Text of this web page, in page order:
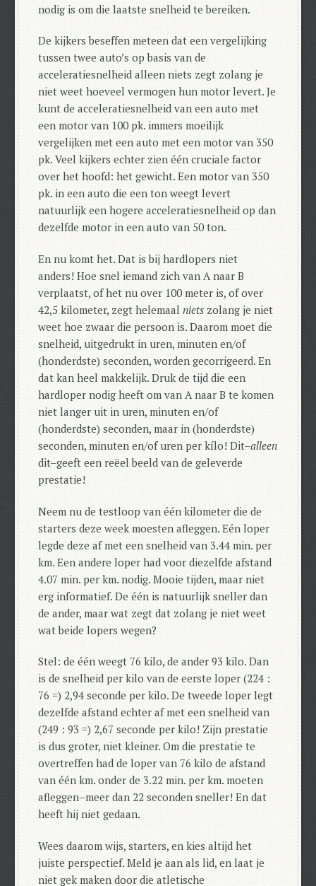
nodig is om die laatste snelheid te bereiken.
De kijkers beseffen meteen dat een vergelijking
tussen twee auto’s op basis van de
acceleratiesnelheid alleen niets zegt zolang je
niet weet hoeveel vermogen hun motor levert. Je
kunt de acceleratiesnelheid van een auto met
een motor van 100 pk. immers moeilijk
vergelijken met een auto met een motor van 350
pk. Veel kijkers echter zien één cruciale factor
over het hoofd: het gewicht.Een motor van 350
pk. in een auto die een ton weegt levert
natuurlijk een hogere acceleratiesnelheid op dan
dezelfde motor in een auto van 50 ton.
En nu komt het. Dat is bij hardlopers niet
anders! Hoe snel iemand zich van A naar B
verplaatst, of het nu over 100 meter is, of over
42,5 kilometer, zegt helemaalniets zolang je niet
weet hoe zwaar die persoon is. Daarom moet die
snelheid, uitgedrukt in uren, minuten en/of
(honderdste) seconden, worden gecorrigeerd. En
dat kan heel makkelijk. Druk de tijd die een
hardloper nodig heeft om van A naar B te komen
niet langer uit in uren, minuten en/of
(honderdste) seconden, maar in (honderdste)
seconden, minuten en/of uren per kílo! Dit–alleen
dit–geeft een reëel beeld van de geleverde
prestatie!
Neem nu de testloop van één kilometer die de
starters deze week moesten afleggen. Eén loper
legde deze af met een snelheid van 3.44 min. per
km. Een andere loper had voor diezelfde afstand
4.07 min. per km. nodig. Mooie tijden, maar niet
erg informatief. De één is natuurlijk sneller dan
de ander, maar wat zegt dat zolang je niet weet
wat beide lopers wegen?
Stel: de één weegt 76 kilo, de ander 93 kilo. Dan
is de snelheid per kilo van de eerste loper (224 :
76 =) 2,94 seconde per kilo. De tweede loper legt
dezelfde afstand echter af met een snelheid van
(249 : 93 =) 2,67 seconde per kilo! Zijn prestatie
is dus groter, niet kleiner. Om die prestatie te
overtreffen had de loper van 76 kilo de afstand
van één km. onder de 3.22 min. per km. moeten
afleggen–meer dan 22 seconden sneller! En dat
heeft hij niet gedaan.
Wees daarom wijs, starters, en kies altijd het
juiste perspectief. Meld je aan als lid, en laat je
niet gek maken door die atletische